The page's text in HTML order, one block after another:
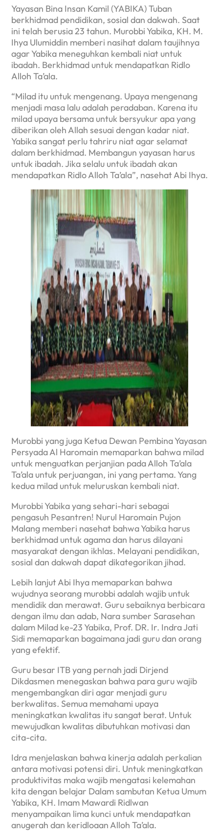
Yayasan Bina Insan Kamil (YABIKA) Tuban
berkhidmad pendidikan, sosial dan dakwah. Saat
ini telah berusia 23 tahun. Murobbi Yabika, KH. M.
Ihya Ulumiddin memberi nasihat dalam taujihnya
agar Yabika meneguhkan kembali niat untuk
ibadah. Berkhidmad untuk mendapatkan Ridlo
Alloh Ta’ala.
“Milad itu untuk mengenang. Upaya mengenang
menjadi masa lalu adalah peradaban. Karena itu
milad upaya bersama untuk bersyukur apa yang
diberikan oleh Allah sesuai dengan kadar niat.
Yabika sangat perlu tahriru niat agar selamat
dalam berkhidmad. Membangun yayasan harus
untuk ibadah. Jika selalu untuk ibadah akan
mendapatkan Ridlo Alloh Ta’ala”, nasehat Abi Ihya.
Murobbi yang juga Ketua Dewan Pembina Yayasan
Persyada Al Haromain memaparkan bahwa milad
untuk menguatkan perjanjian pada Alloh Ta’ala
Ta’ala untuk perjuangan, ini yang pertama. Yang
kedua milad untuk meluruskan kembali niat.
Murobbi Yabika yang sehari-hari sebagai
pengasuh Pesantren! Nurul Haromain Pujon
Malang memberi nasehat bahwa Yabika harus
berkhidmad untuk agama dan harus dilayani
masyarakat dengan ikhlas. Melayani pendidikan,
sosial dan dakwah dapat dikategorikan jihad.
Lebih lanjut Abi Ihya memaparkan bahwa
wujudnya seorang murobbi adalah wajib untuk
mendidik dan merawat. Guru sebaiknya berbicara
dengan ilmu dan adab, Nara sumber Sarasehan
dalam Milad ke-23 Yabika, Prof. DR. Ir. Indra Jati
Sidi memaparkan bagaimana jadi guru dan orang
yang efektif.
Guru besar ITB yang pernah jadi Dirjend
Dikdasmen menegaskan bahwa para guru wajib
mengembangkan diri agar menjadi guru
berkwalitas. Semua memahami upaya
meningkatkan kwalitas itu sangat berat. Untuk
mewujudkan kwalitas dibutuhkan motivasi dan
cita-cita.
Idra menjelaskan bahwa kinerja adalah perkalian
antara motivasi potensi diri. Untuk meningkatkan
produktivitas maka wajib mengatasi kelemahan
kita dengan belajar Dalam sambutan Ketua Umum
Yabika, KH. Imam Mawardi Ridlwan
menyampaikan lima kunci untuk mendapatkan
anugerah dan keridloaan Alloh Ta’ala.